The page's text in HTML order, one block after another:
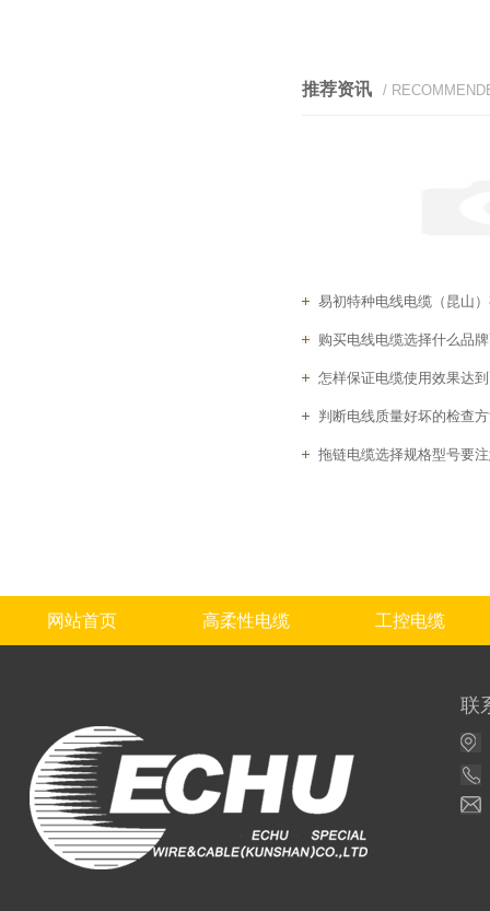
推荐资讯 /
易初特种电线电缆（昆山
购买电线电缆选择什么品
怎样保证电缆使用效果达
判断电线质量好坏的检查
拖链电缆选择规格型号要
网站首页 高柔性电缆 工控电缆
联